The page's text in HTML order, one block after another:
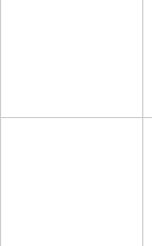
福
福
广东
浙江